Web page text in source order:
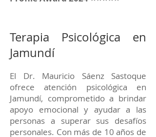
Terapia Psicológica en
Jamundí
El Dr. Mauricio Sáenz Sastoque
ofrece atención psicológica en
Jamundí, comprometido a brindar
apoyo emocional y ayudar a las
personas a superar sus desafíos
personales. Con más de 10 años de